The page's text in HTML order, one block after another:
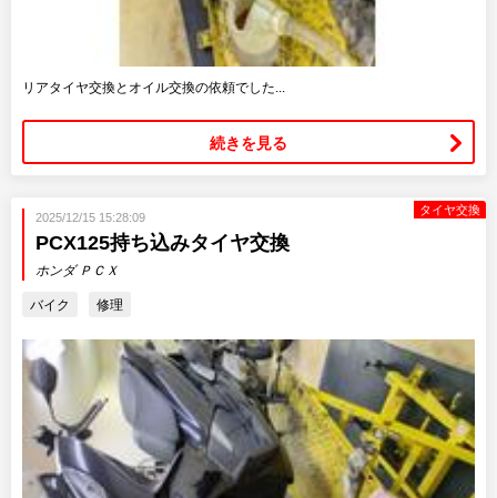
リアタイヤ交換とオイル交換の依頼でした...
続きを見る
タイヤ交換
2025/12/15 15:28:09
PCX125持ち込みタイヤ交換
ホンダ ＰＣＸ
バイク 修理